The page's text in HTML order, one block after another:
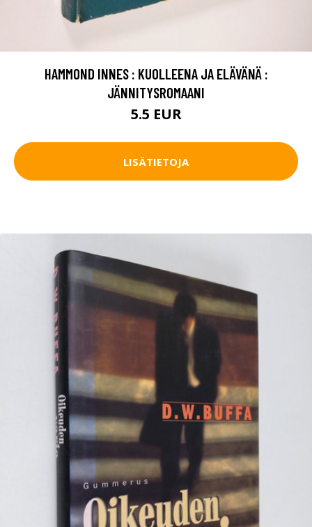
HAMMOND INNES : KUOLLEENA JA ELÄVÄNÄ :
JÄNNITYSROMAANI
5.5 EUR
LISÄTIETOJA